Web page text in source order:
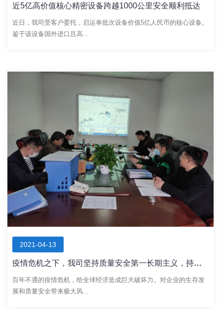
近5亿高价值核心精密设备跨越1000公里安全顺利抵达
近日，我司受客户委托，启运单批次设备价值5亿人民币的核心设备。
鉴于该设备国外进口且高...
2021-04-13
疫情危机之下，我司坚持质量安全第一长期主义，持续做好全面质量体系管理
百年不遇的疫情危机，给全球经济造成巨大破坏力。对企业的生存发
展和质量安全带来极大风...